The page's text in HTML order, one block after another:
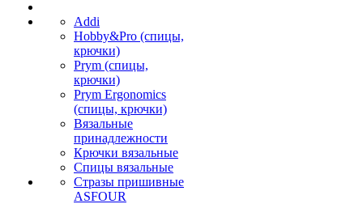
Addi
Hobby&Pro (спицы,
крючки)
Prym (спицы,
крючки)
Prym Ergonomics
(спицы, крючки)
Вязальные
принадлежности
Крючки вязальные
Спицы вязальные
Стразы пришивные
ASFOUR